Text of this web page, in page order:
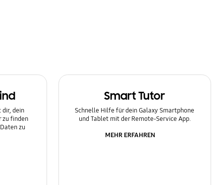
dir, dein
zu finden
zu
Smart Tutor
Schnelle Hilfe für dein Galaxy Smartphone
und Tablet mit der Remote-Service App.
MEHR ERFAHREN